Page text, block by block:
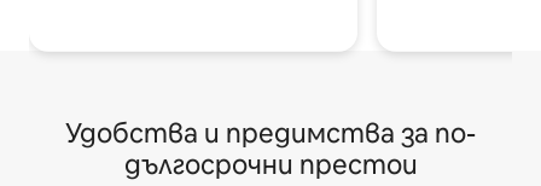
Удобства и предимства за по-
дългосрочни престои